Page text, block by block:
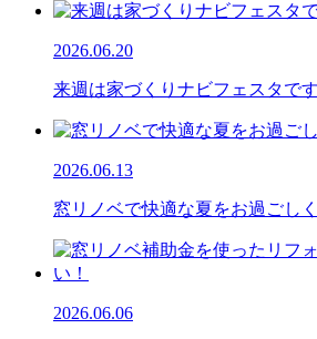
2026.06.20
来週は家づくりナビフェスタです
2026.06.13
窓リノベで快適な夏をお過ごし
2026.06.06